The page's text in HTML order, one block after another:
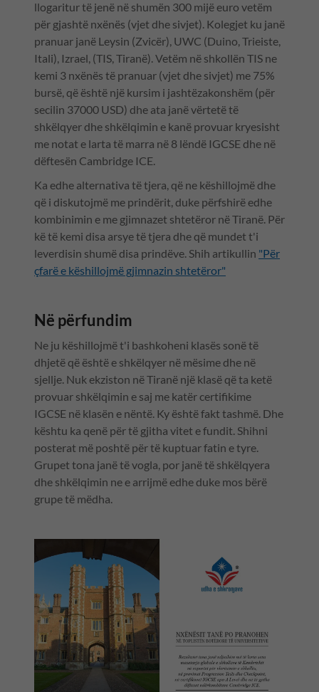
llogaritur të jenë në shumën 300 mijë euro vetëm
për gjashtë nxënës (vjet dhe sivjet). Kolegjet ku janë
pranuar janë Leysin (Zvicër), UWC (Duino, Trieiste,
Itali), Izrael, (TIS, Tiranë). Vetëm në shkollën TIS ne
kemi 3 nxënës të pranuar (vjet dhe sivjet) me 75%
bursë, që është një kursim i jashtëzakonshëm (për
secilin 37000 USD) dhe ata janë vërtetë të
shkëlqyer dhe shkëlqimin e kanë provuar kryesisht
me notat e larta të marra në 8 lëndë IGCSE dhe në
dëftesën Cambridge ICE.
Ka edhe alternativa të tjera, që ne këshillojmë dhe
që i diskutojmë me prindërit, duke përfshirë edhe
kombinimin e me gjimnazet shtetëror në Tiranë. Për
kë të kemi disa arsye të tjera dhe që mundet t'i
leverdisin shumë disa prindëve. Shih artikullin "Për
çfarë e këshillojmë gjimnazin shtetëror"
Në përfundim
Ne ju këshillojmë t'i bashkoheni klasës sonë të
dhjetë që është e shkëlqyer në mësime dhe në
sjellje. Nuk ekziston në Tiranë një klasë që ta ketë
provuar shkëlqimin e saj me katër certifikime
IGCSE në klasën e nëntë. Ky është fakt tashmë. Dhe
kështu ka qenë për të gjitha vitet e fundit. Shihni
posterat më poshtë për të kuptuar fatin e tyre.
Grupet tona janë të vogla, por janë të shkëlqyera
dhe shkëlqimin ne e arrijmë edhe duke mos bërë
grupe të mëdha.